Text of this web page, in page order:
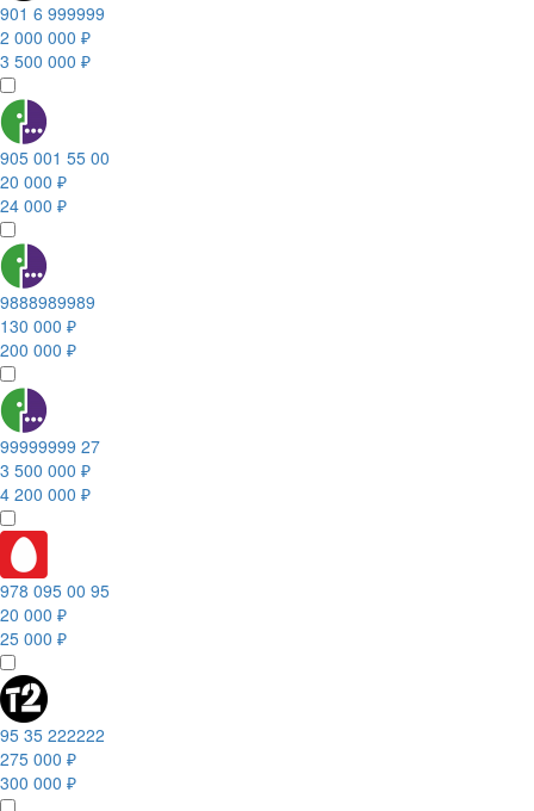
901 6 999999
2 000 000 ₽
3 500 000 ₽
905 001 55 00
20 000 ₽
24 000 ₽
9888989989
130 000 ₽
200 000 ₽
99999999 27
3 500 000 ₽
4 200 000 ₽
978 095 00 95
20 000 ₽
25 000 ₽
95 35 222222
275 000 ₽
300 000 ₽